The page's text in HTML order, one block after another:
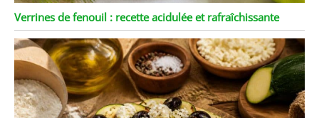
Verrines de fenouil : recette acidulée et rafraîchissante